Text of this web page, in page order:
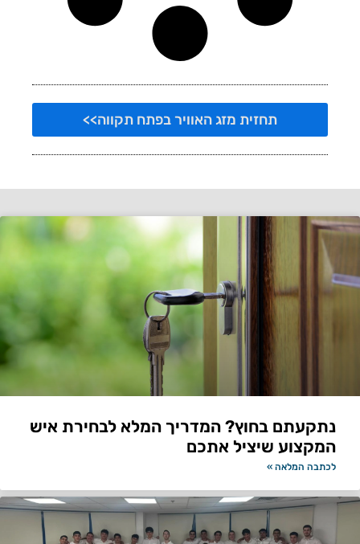
תחזית מזג האוויר בפתח תקווה>>
נתקעתם בחוץ? המדריך המלא לבחירת איש
המקצוע שיציל אתכם
לכתבה המלאה »